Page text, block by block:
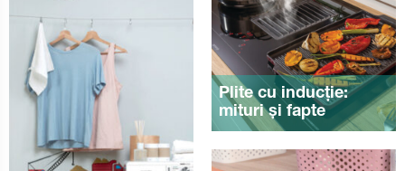
Plite cu inducție:
mituri și fapte